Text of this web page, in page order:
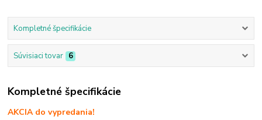
Kompletné špecifikácie
Súvisiaci tovar 6
Kompletné špecifikácie
AKCIA do vypredania!